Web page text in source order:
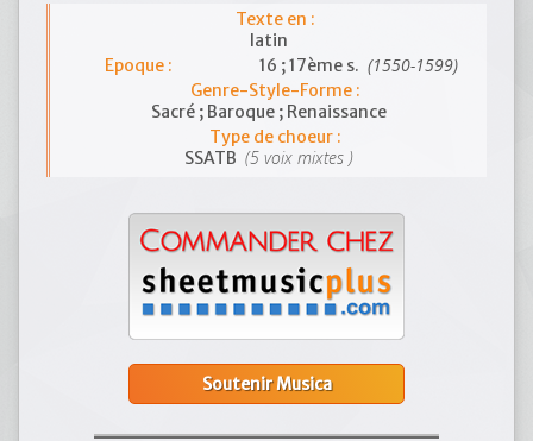
Texte en :
latin
Epoque :
16 ; 17ème s. (1550-1599)
Genre-Style-Forme :
Sacré ; Baroque ; Renaissance
Type de choeur :
SSATB (5 voix mixtes )
Soutenir Musica